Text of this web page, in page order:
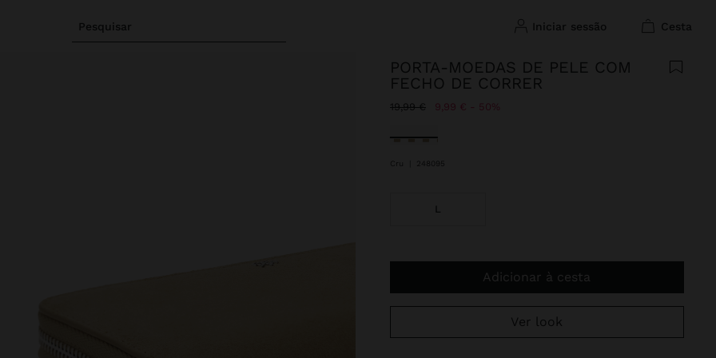
Pesquisar iniciar sessão cesta
PORTA-MOEDAS DE PELE COM
FECHO DE CORRER
Preço Reduzido De
19,99 €Para9,99 € 50%
Selecionado
Cru 248095
L
Adicionar à cesta
Ver look